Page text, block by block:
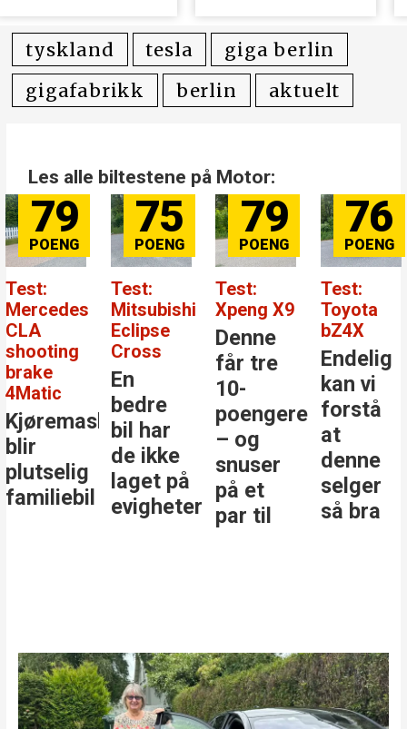
kr i erstatning
avgift for
elbiler
tyskland tesla
giga berlin
gigafabrikk
berlin aktuelt
Les alle biltestene på Motor:
79
Test:
Mercedes
CLA
shooting
brake
4Matic
Kjøremaskinen
blir
plutselig
familiebil
75
Test:
Mitsubishi
Eclipse
Cross
En
bedre
bil har
de ikke
laget på
evigheter
79
Test:
Xpeng X9
Denne
får tre
10-
poengere
– og
snuser
på et
par til
76
Test:
Toyota
bZ4X
Endelig
kan vi
forstå
at
denne
selger
så bra